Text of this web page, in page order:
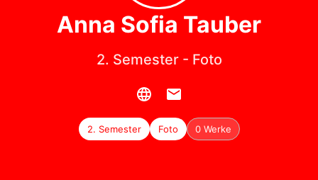
Anna Sofia Tauber
2. Semester- Foto
2. Semester Foto 0 Werke